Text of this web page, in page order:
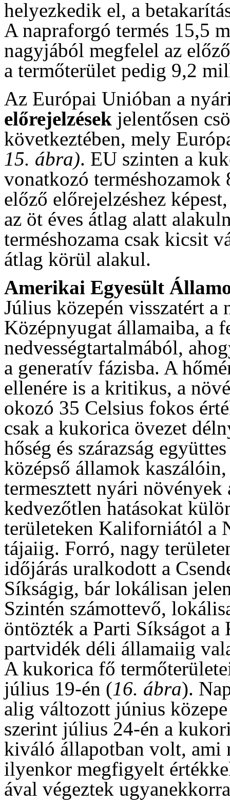
helyezkedik el, a
A napraforgó termés 15,5
nagyjából megfelel az
a termőterület pedig 9,2
Az Európai Unióban a
előrejelzések jelentősen
következtében, mely
15. ábra). EU szinten a
vonatkozó terméshozamok
előző előrejelzéshez
az öt éves átlag alatt
terméshozama csak kicsit
átlag körül alakul.
Amerikai Egyesült
Július közepén visszatért a
Középnyugat államaiba, a
nedvességtartalmából,
a generatív fázisba. A
ellenére is a kritikus, a
okozó 35 Celsius fokos
csak a kukorica övezet
hőség és szárazság
középső államok
termesztett nyári
kedvezőtlen hatásokat
területeken Kaliforniától a
tájaiig. Forró, nagy
időjárás uralkodott a
Síkságig, bár lokálisan
Szintén számottevő,
öntözték a Parti Síkságot
partvidék déli államaiig
A kukorica fő
július 19-én (16. ábra).
alig változott június
szerint július 24-én a
kiváló állapotban volt, ami
ilyenkor megfigyelt
ával végeztek